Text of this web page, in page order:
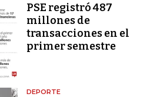
PSE registró 487
millones de
transacciones en el
primer semestre
DEPORTE